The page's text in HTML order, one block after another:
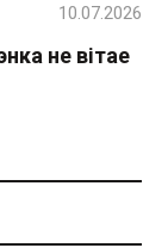
не вітае
10.07.2026